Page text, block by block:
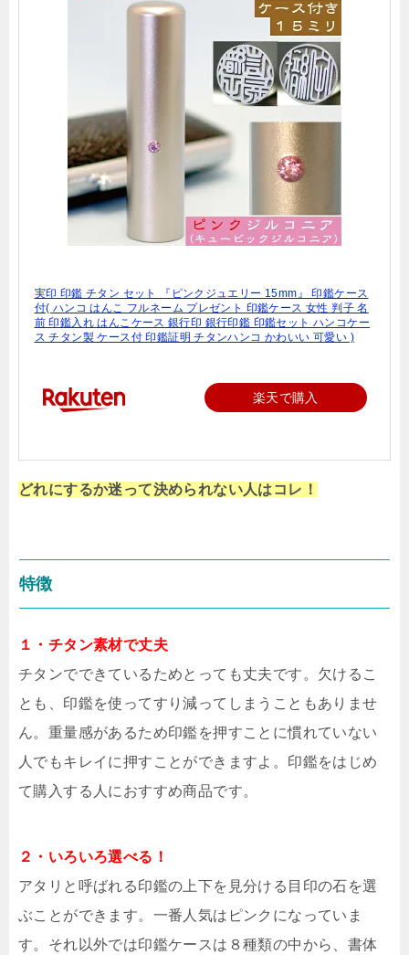
実印 印鑑 チタン セット 『ピンクジュエリー 15mm』 印鑑ケース
付( ハンコ はんこ フルネーム プレゼント 印鑑ケース 女性 判子 名
前 印鑑入れ はんこケース 銀行印 銀行印鑑 印鑑セット ハンコケー
ス チタン製 ケース付 印鑑証明 チタンハンコ かわいい 可愛い )
楽天で購入
どれにするか迷って決められない人はコレ！
特徴
１・チタン素材で丈夫
チタンでできているためとっても丈夫です。欠けるこ
とも、印鑑を使ってすり減ってしまうこともありませ
ん。重量感があるため印鑑を押すことに慣れていない
人でもキレイに押すことができますよ。印鑑をはじめ
て購入する人におすすめ商品です。
２・いろいろ選べる！
アタリと呼ばれる印鑑の上下を見分ける目印の石を選
ぶことができます。一番人気はピンクになっていま
す。それ以外では印鑑ケースは８種類の中から、書体